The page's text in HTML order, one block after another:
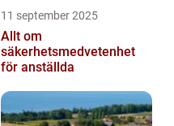
11 september 2025
Allt om
säkerhetsmedvetenhet
för anställda